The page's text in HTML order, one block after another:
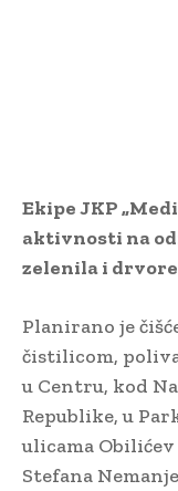
Ekipe JKP
aktivnosti na
zelenila i
Planirano je
čistilicom,
u Centru, kod
Republike, u
ulicama
Stefana